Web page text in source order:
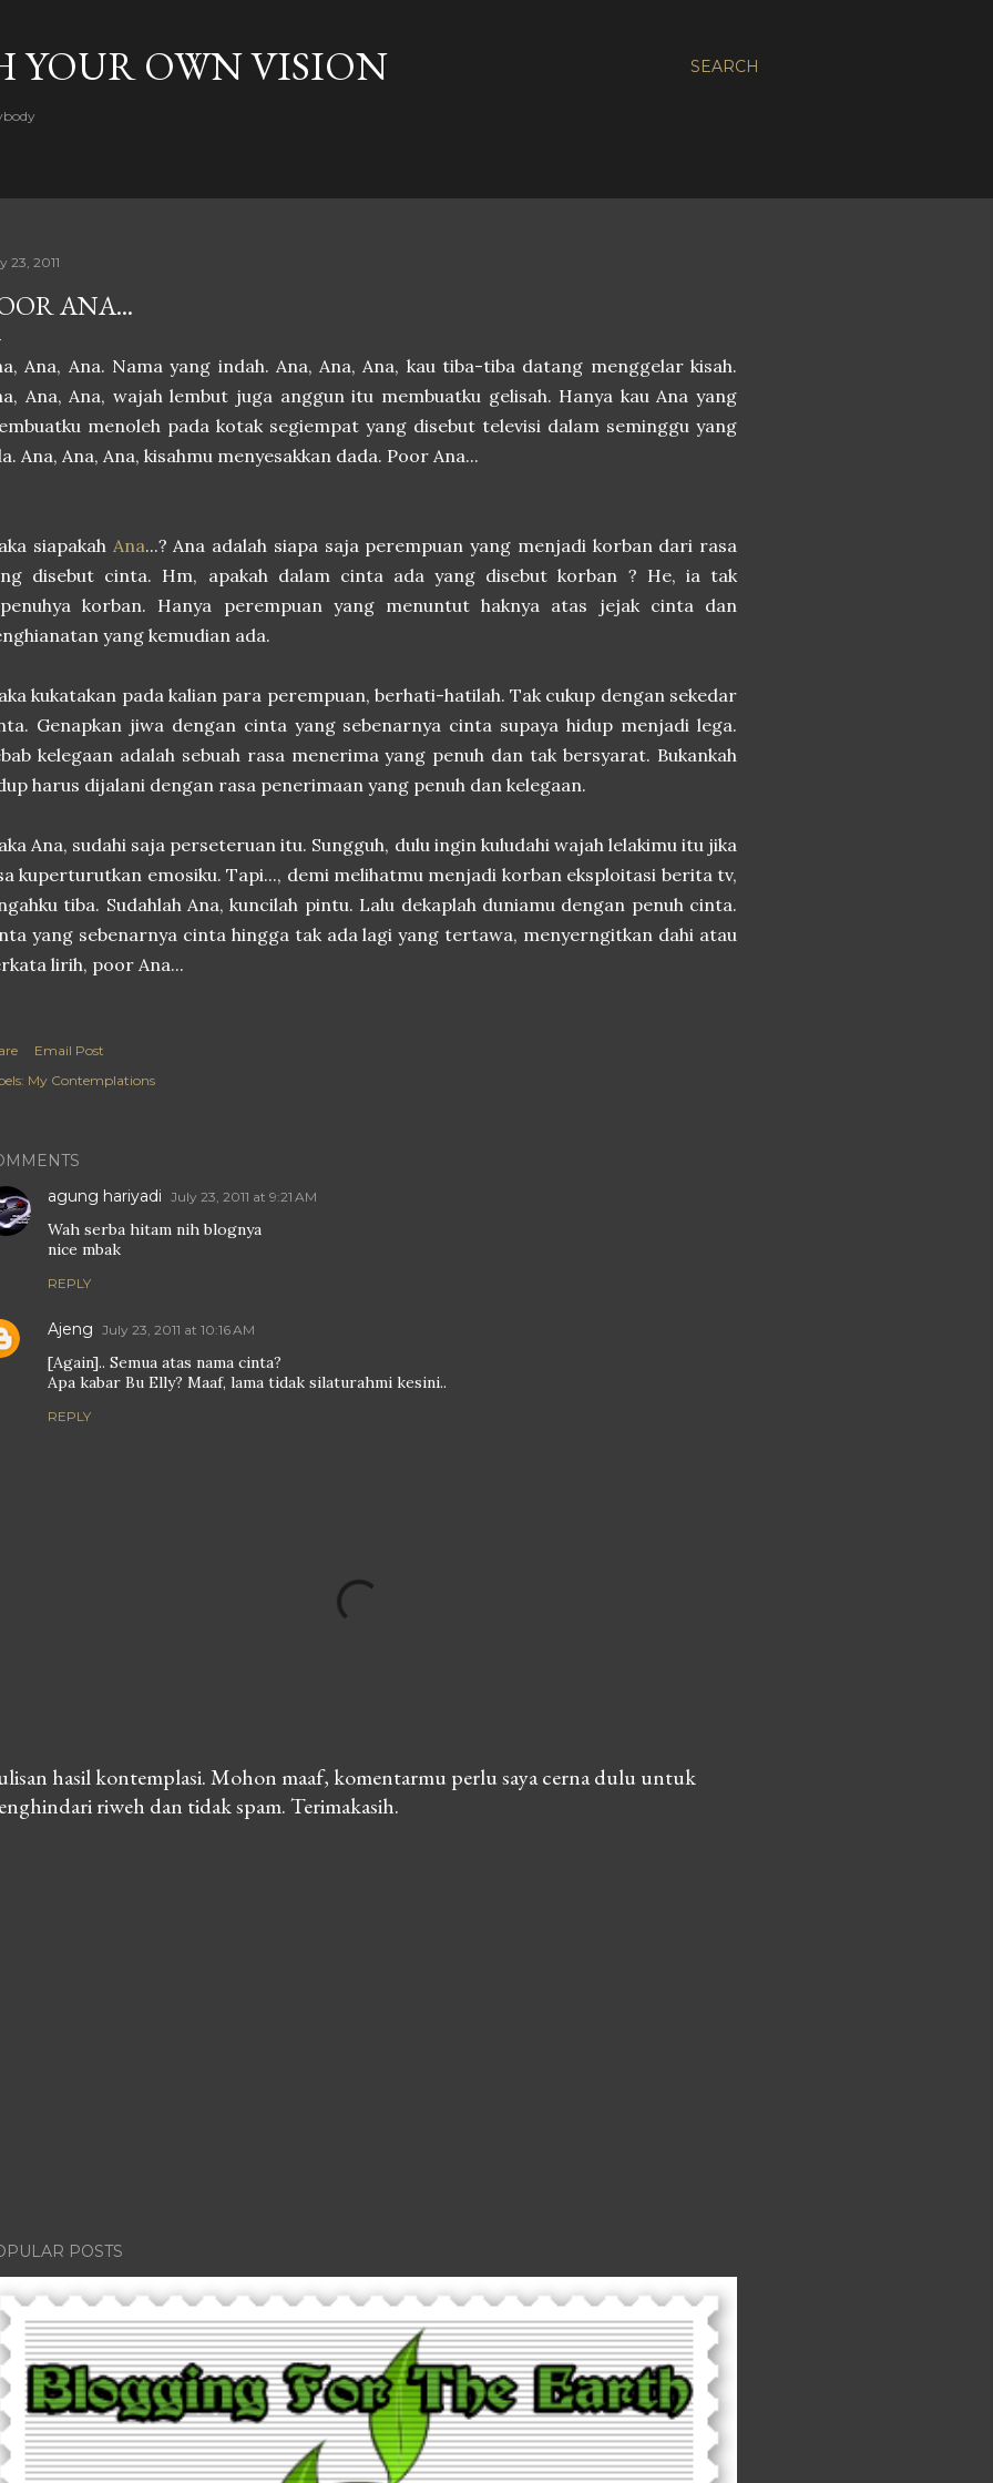
SEARCH
YOUR OWN VISION
23, 2011
ANA...
Ana, Ana. Nama yang indah. Ana, Ana, Ana, kau tiba-tiba datang menggelar kisah.
Ana, Ana, wajah lembut juga anggun itu membuatku gelisah. Hanya kau Ana yang
menoleh pada kotak segiempat yang disebut televisi dalam seminggu yang
Ana, Ana, Ana, kisahmu menyesakkan dada. Poor Ana...
siapakah Ana...? Ana adalah siapa saja perempuan yang menjadi korban dari rasa
disebut cinta. Hm, apakah dalam cinta ada yang disebut korban ? He, ia tak
korban. Hanya perempuan yang menuntut haknya atas jejak cinta dan
yang kemudian ada.
kukatakan pada kalian para perempuan, berhati-hatilah. Tak cukup dengan sekedar
Genapkan jiwa dengan cinta yang sebenarnya cinta supaya hidup menjadi lega.
kelegaan adalah sebuah rasa menerima yang penuh dan tak bersyarat. Bukankah
harus dijalani dengan rasa penerimaan yang penuh dan kelegaan.
Ana, sudahi saja perseteruan itu. Sungguh, dulu ingin kuludahi wajah lelakimu itu jika
kuperturutkan emosiku. Tapi..., demi melihatmu menjadi korban eksploitasi berita tv,
tiba. Sudahlah Ana, kuncilah pintu. Lalu dekaplah duniamu dengan penuh cinta.
yang sebenarnya cinta hingga tak ada lagi yang tertawa, menyerngitkan dahi atau
lirih, poor Ana...
Email Post
My Contemplations
agung hariyadi July 23, 2011 at 9:21 AM
Wah serba hitam nih blognya
nice mbak
REPLY
Ajeng July 23, 2011 at 10:16 AM
[Again].. Semua atas nama cinta?
Apa kabar Bu Elly? Maaf, lama tidak silaturahmi kesini..
REPLY
hasil kontemplasi. Mohon maaf, komentarmu perlu saya cerna dulu untuk
riweh dan tidak spam. Terimakasih.
POSTS